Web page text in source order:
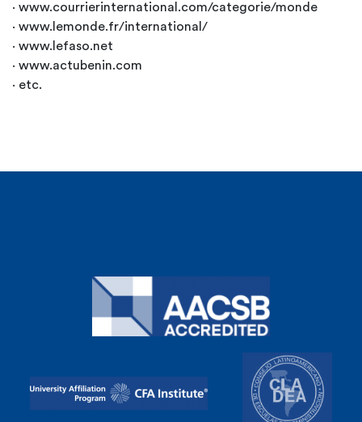
· www.courrierinternational.com/categorie/monde
· www.lemonde.fr/international/
· www.lefaso.net
· www.actubenin.com
· etc.